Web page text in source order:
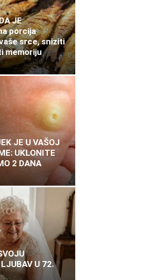
JE
porcija
srce, sniziti
memoriju
JE U VAŠOJ
UKLONITE
2 DANA
U 72.